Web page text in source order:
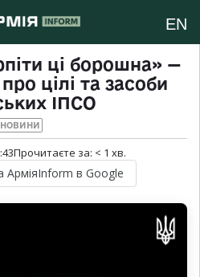
EN
ці борошна» —
цілі та засоби
ІПСО
НОВИНИ
Прочитаєте за: < 1 хв.
АрміяInform в Google